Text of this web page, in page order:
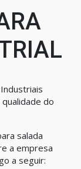
do
salada
a empresa
a seguir: